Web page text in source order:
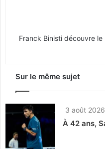
Franck Binisti découvre
Sur le même sujet
3 août 2026
À 42 ans,